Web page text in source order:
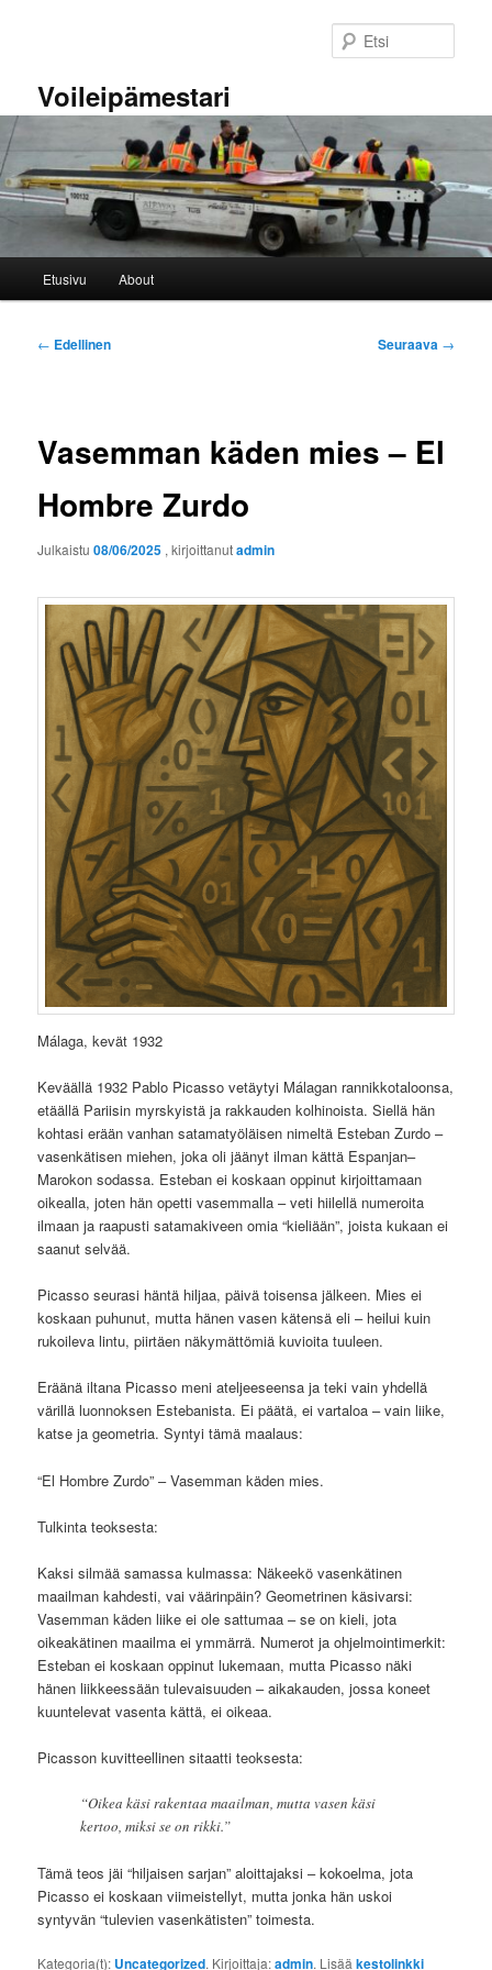
Voileipämestari
Etusivu About
Artikkelien
← Edellinen Seuraava →
Vasemman käden mies – El
Hombre Zurdo
Julkaistu08/06/2025 , kirjoittanutadmin
Málaga, kevät 1932
Keväällä 1932 Pablo Picasso vetäytyi Málagan rannikkotaloonsa,
etäällä Pariisin myrskyistä ja rakkauden kolhinoista. Siellä hän
kohtasi erään vanhan satamatyöläisen nimeltä Esteban Zurdo –
vasenkätisen miehen, joka oli jäänyt ilman kättä Espanjan–
Marokon sodassa. Esteban ei koskaan oppinut kirjoittamaan
oikealla, joten hän opetti vasemmalla – veti hiilellä numeroita
ilmaan ja raapusti satamakiveen omia “kieliään”, joista kukaan ei
saanut selvää.
Picasso seurasi häntä hiljaa, päivä toisensa jälkeen. Mies ei
koskaan puhunut, mutta hänen vasen kätensä eli – heilui kuin
rukoileva lintu, piirtäen näkymättömiä kuvioita tuuleen.
Eräänä iltana Picasso meni ateljeeseensa ja teki vain yhdellä
värillä luonnoksen Estebanista. Ei päätä, ei vartaloa – vain liike,
katse ja geometria. Syntyi tämä maalaus:
“El Hombre Zurdo” – Vasemman käden mies.
Tulkinta teoksesta:
Kaksi silmää samassa kulmassa: Näkeekö vasenkätinen
maailman kahdesti, vai väärinpäin? Geometrinen käsivarsi:
Vasemman käden liike ei ole sattumaa – se on kieli, jota
oikeakätinen maailma ei ymmärrä. Numerot ja ohjelmointimerkit:
Esteban ei koskaan oppinut lukemaan, mutta Picasso näki
hänen liikkeessään tulevaisuuden – aikakauden, jossa koneet
kuuntelevat vasenta kättä, ei oikeaa.
Picasson kuvitteellinen sitaatti teoksesta:
“Oikea käsi rakentaa maailman, mutta vasen käsi
kertoo, miksi se on rikki.”
Tämä teos jäi “hiljaisen sarjan” aloittajaksi – kokoelma, jota
Picasso ei koskaan viimeistellyt, mutta jonka hän uskoi
syntyvän “tulevien vasenkätisten” toimesta.
Kategoria(t): Uncategorized. Kirjoittaja:admin. Lisääkestolinkki